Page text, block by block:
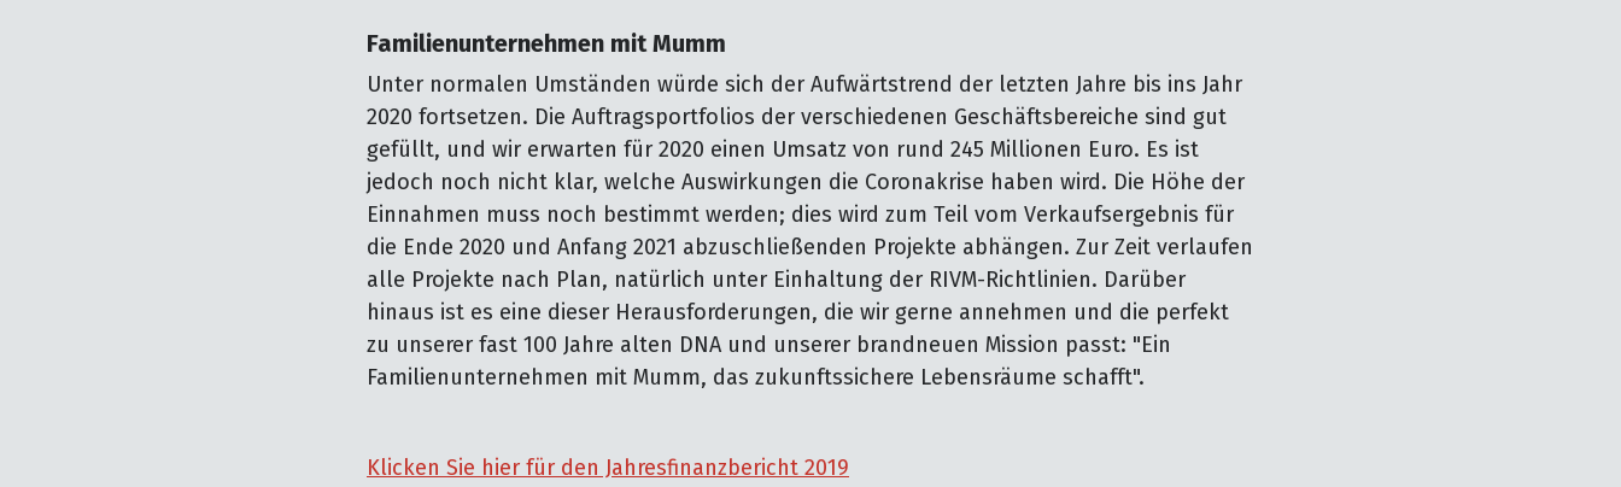
Familienunternehmen mit Mumm
Unter normalen Umständen würde sich der Aufwärtstrend der letzten Jahre bis ins Jahr
2020 fortsetzen. Die Auftragsportfolios der verschiedenen Geschäftsbereiche sind gut
gefüllt, und wir erwarten für 2020 einen Umsatz von rund 245 Millionen Euro. Es ist
jedoch noch nicht klar, welche Auswirkungen die Coronakrise haben wird. Die Höhe der
Einnahmen muss noch bestimmt werden; dies wird zum Teil vom Verkaufsergebnis für
die Ende 2020 und Anfang 2021 abzuschließenden Projekte abhängen. Zur Zeit verlaufen
alle Projekte nach Plan, natürlich unter Einhaltung der RIVM-Richtlinien. Darüber
hinaus ist es eine dieser Herausforderungen, die wir gerne annehmen und die perfekt
zu unserer fast 100 Jahre alten DNA und unserer brandneuen Mission passt: "Ein
Familienunternehmen mit Mumm, das zukunftssichere Lebensräume schafft".
Klicken Sie hier für den Jahresfinanzbericht 2019